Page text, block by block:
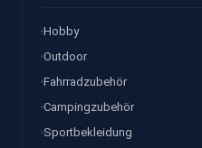
Hobby
Outdoor
Fahrradzubehör
Campingzubehör
Sportbekleidung